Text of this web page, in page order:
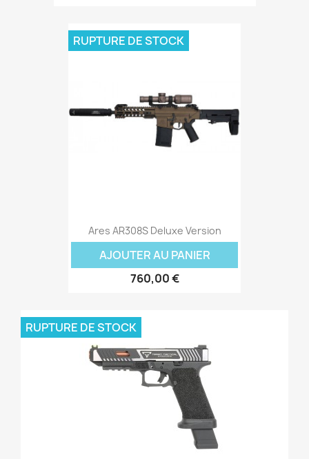
Ares AR308S Deluxe Version
AJOUTER AU PANIER
760,00 €
RUPTURE DE STOCK
RUPTURE DE STOCK